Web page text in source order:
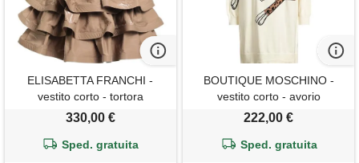
ELISABETTA FRANCHI -
vestito corto - tortora
330,00 €
Sped. gratuita
BOUTIQUE MOSCHINO -
vestito corto - avorio
222,00 €
Sped. gratuita